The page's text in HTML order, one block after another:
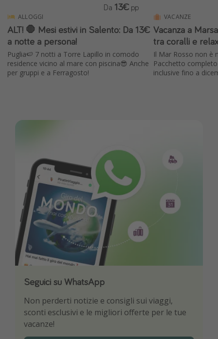
ALLOGGI
ALT! 🛑 Mesi estivi in Salento: Da 13€
a notte a persona!
Puglia🍉 7 notti a Torre Lapillo in comodo
residence vicino al mare con piscina😎 Anche
per gruppi e a Ferragosto!
Da 13€ pp
VACANZE
Vacanza a
tra coralli e
Il Mar Rosso non è
Pacchetto
inclusive fino a
Seguici su WhatsApp
Non perderti notizie e consigli sui viaggi,
sconti esclusivi e le migliori offerte per le tue
vacanze!
Scarica la nostra App
Sii il primo a conoscere le migliori offerte di
viaggio